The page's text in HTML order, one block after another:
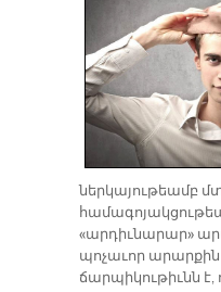
ներկայութեամբ
«արդիւնարար»
պոչաւոր արարքին
ճարպիկութիւնն է,